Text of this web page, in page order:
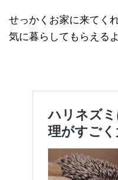
せっかくお家に来てく
気に暮らしてもらえる